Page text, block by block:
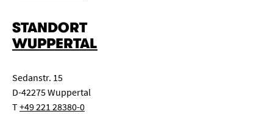
STANDORT
WUPPERTAL
Sedanstr. 15
D-42275 Wuppertal
T+49 221 28380-0